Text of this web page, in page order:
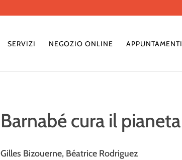
SERVIZI NEGOZIO ONLINE APPUNTAMENTI
Barnabé cura il pianeta
Gilles Bizouerne, Béatrice Rodriguez